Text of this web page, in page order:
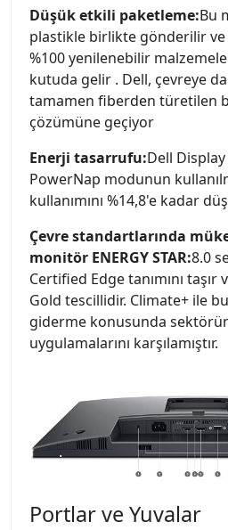
Düşük etkili paketleme:Bu
plastikle birlikte gönderilir
%100 yenilenebilir
kutuda gelir . Dell, çevreye
tamamen fiberden türetilen
çözümüne geçiyor
Enerji tasarrufu:Dell
PowerNap modunun
kullanımını %14,8'e kadar
Çevre standartlarında
monitör ENERGY STAR:8.0
Certified Edge tanımını taşır
Gold tescillidir. Climate+ ile
giderme konusunda
uygulamalarını karşılamıştır.
Portlar ve Yuvalar